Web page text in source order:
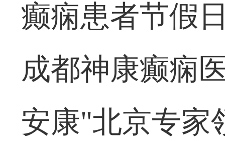
癫痫患者节假
成都神康癫痫
安康"北京专家